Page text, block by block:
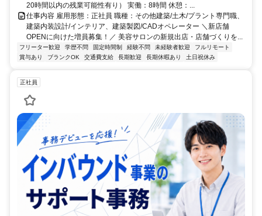
20時間以内の残業可能性有り） 実働：8時間 休憩：...
仕事内容 雇用形態：正社員 職種：その他建築/土木/プラント専門職、
建築内装設計/インテリア、建築製図/CADオペレーター ＼新店舗
OPENに向けた増員募集！／ 美容サロンの新規出店・店舗づくりを...
フリーター歓迎 学歴不問 固定時間制 経験不問 未経験者歓迎
フルリモート
賞与あり
ブランクOK 交通費支給 長期歓迎 長期休暇あり 土日祝休み
正社員